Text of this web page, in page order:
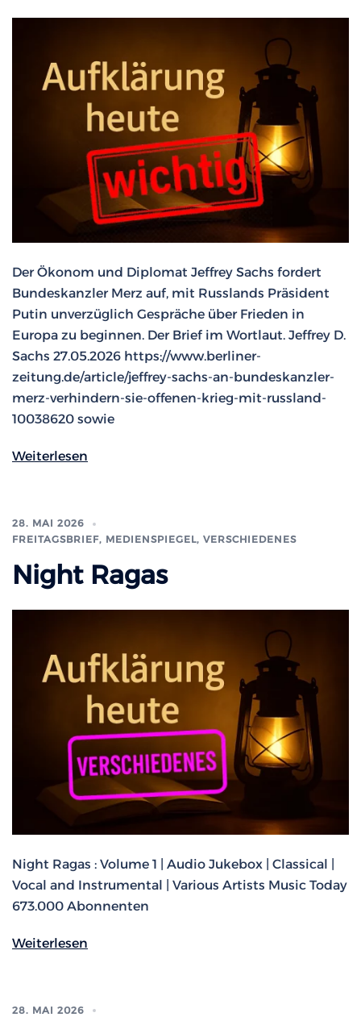
Der Ökonom und Diplomat Jeffrey Sachs fordert
Bundeskanzler Merz auf, mit Russlands Präsident
Putin unverzüglich Gespräche über Frieden in
Europa zu beginnen. Der Brief im Wortlaut. Jeffrey D.
Sachs 27.05.2026 https://www.berliner-
zeitung.de/article/jeffrey-sachs-an-bundeskanzler-
merz-verhindern-sie-offenen-krieg-mit-russland-
10038620 sowie
Weiterlesen
28. MAI 2026
FREITAGSBRIEF, MEDIENSPIEGEL, VERSCHIEDENES
Night Ragas
Night Ragas : Volume 1 | Audio Jukebox | Classical |
Vocal and Instrumental | Various Artists Music Today
673.000 Abonnenten
Weiterlesen
28. MAI 2026